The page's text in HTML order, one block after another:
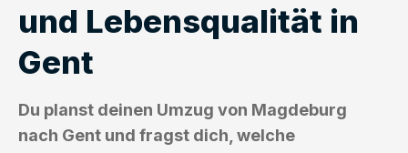
und Lebensqualität in
Gent
Du planst deinen Umzug von Magdeburg
nach Gent und fragst dich, welche